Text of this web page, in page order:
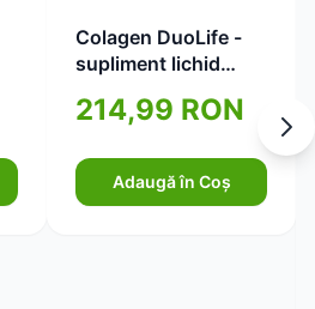
Colagen DuoLife -
supliment lichid
elastica 750ml
214,99 RON
Adaugă în Coș